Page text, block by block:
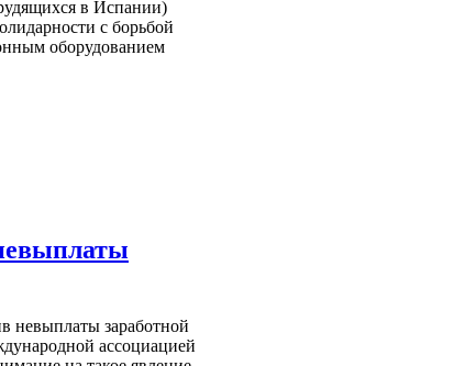
в Испании)
с борьбой
оборудованием
невыплаты заработной
ассоциацией